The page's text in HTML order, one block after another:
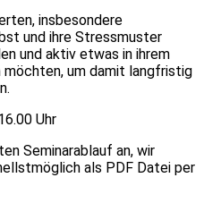
insbesondere
und ihre Stressmuster
und aktiv etwas in ihrem
um damit langfristig
Uhr
Seminarablauf an, wir
als PDF Datei per